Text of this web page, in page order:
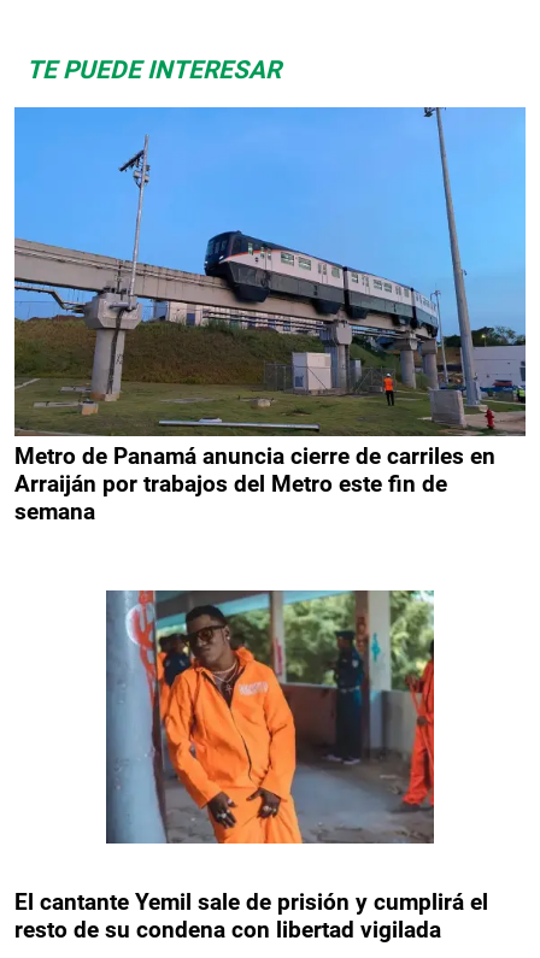
TE PUEDE INTERESAR
Metro de Panamá anuncia cierre de carriles en
Arraiján por trabajos del Metro este fin de
semana
El cantante Yemil sale de prisión y cumplirá el
resto de su condena con libertad vigilada